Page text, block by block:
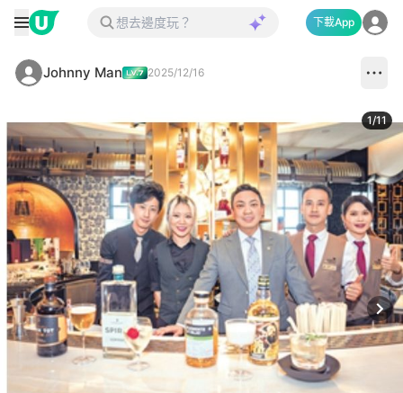
下載App
Johnny Man 2025/12/16
1/11